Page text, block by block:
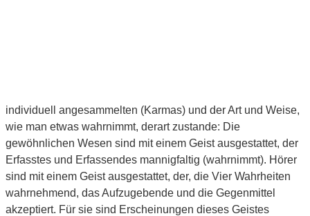
individuell angesammelten (Karmas) und der Art und Weise,
wie man etwas wahrnimmt, derart zustande: Die
gewöhnlichen Wesen sind mit einem Geist ausgestattet, der
Erfasstes und Erfassendes mannigfaltig (wahrnimmt). Hörer
sind mit einem Geist ausgestattet, der, die Vier Wahrheiten
wahrnehmend, das Aufzugebende und die Gegenmittel
akzeptiert. Für sie sind Erscheinungen dieses Geistes